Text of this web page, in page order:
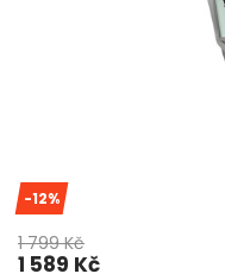
-12%
1 799 Kč
1 589 Kč